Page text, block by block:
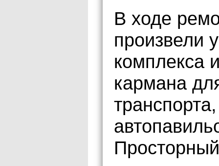
В ходе
произвели
комплекса
кармана